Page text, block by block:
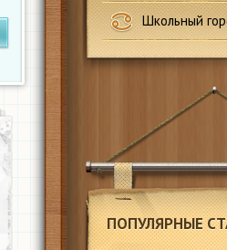
Школьный
ПОПУЛЯРНЫЕ